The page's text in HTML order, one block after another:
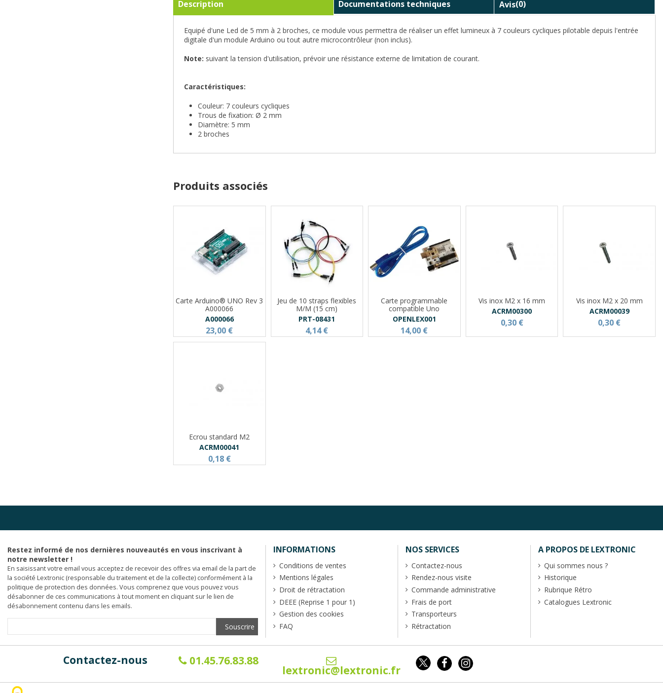
Description Documentations techniques Avis(0)
Equipé d'une Led de 5 mm à 2 broches, ce module vous permettra de réaliser un effet lumineux à 7 couleurs cycliques pilotable depuis l'entrée
digitale d'un module Arduino ou tout autre microcontrôleur (non inclus).
Note: suivant la tension d'utilisation, prévoir une résistance externe de limitation de courant.
Caractéristiques:
Couleur: 7 couleurs cycliques
Trous de fixation: Ø 2 mm
Diamètre: 5 mm
2 broches
Produits associés
Carte Arduino® UNO Rev 3
A000066
A000066
23,00 €
Jeu de 10 straps flexibles
M/M (15 cm)
PRT-08431
4,14 €
Carte programmable
compatible Uno
OPENLEX001
14,00 €
Vis inox M2 x 16 mm
ACRM00300
0,30 €
Vis inox M2 x 20 mm
ACRM00039
0,30 €
Ecrou standard M2
ACRM00041
0,18 €
Restez informé de nos dernières nouveautés en vous inscrivant à
notre newsletter !
En saisissant votre email vous acceptez de recevoir des offres via email de la part de
la société Lextronic (responsable du traitement et de la collecte) conformément à la
politique de protection des données. Vous comprenez que vous pouvez vous
désabonner de ces communications à tout moment en cliquant sur le lien de
désabonnement contenu dans les emails.
INFORMATIONS
Conditions de ventes
Mentions légales
Droit de rétractation
DEEE (Reprise 1 pour 1)
Gestion des cookies
FAQ
NOS SERVICES
Contactez-nous
Rendez-nous visite
Commande administrative
Frais de port
Transporteurs
Rétractation
A PROPOS DE LEXTRONIC
Qui sommes nous ?
Historique
Rubrique Rétro
Catalogues Lextronic
Contactez-nous 01.45.76.83.88
lextronic@lextronic.fr